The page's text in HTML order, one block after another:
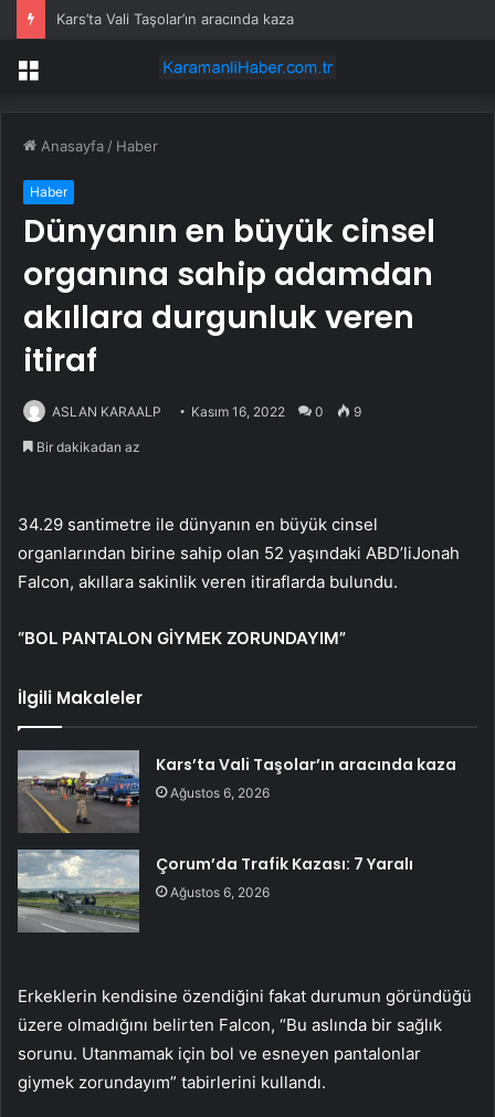
Kars’ta Vali Taşolar’ın aracında kaza
Menü
Anasayfa / Haber
Haber
Dünyanın en büyük cinsel
organına sahip adamdan
akıllara durgunluk veren
itiraf
ASLAN KARAALP Kasım 16, 2022 0 9
Bir dakikadan az
34.29 santimetre ile dünyanın en büyük cinsel
organlarından birine sahip olan 52 yaşındaki ABD’liJonah
Falcon, akıllara sakinlik veren itiraflarda bulundu.
“BOL PANTALON GİYMEK ZORUNDAYIM”
İlgili Makaleler
Kars’ta Vali Taşolar’ın aracında kaza
Ağustos 6, 2026
Çorum’da Trafik Kazası: 7 Yaralı
Ağustos 6, 2026
Erkeklerin kendisine özendiğini fakat durumun göründüğü
üzere olmadığını belirten Falcon, “Bu aslında bir sağlık
sorunu. Utanmamak için bol ve esneyen pantalonlar
giymek zorundayım” tabirlerini kullandı.